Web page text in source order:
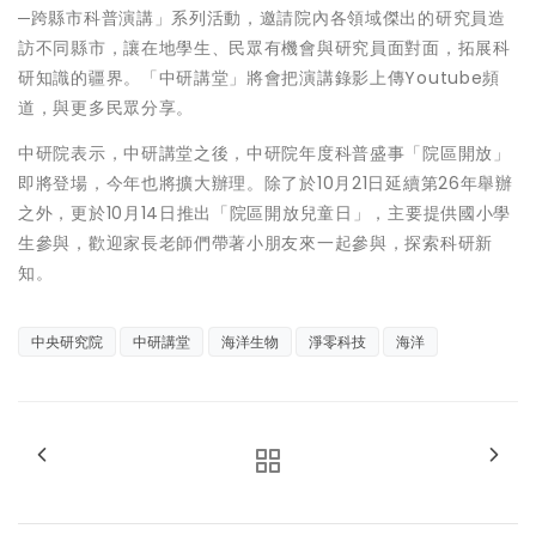
─跨縣市科普演講」系列活動，邀請院內各領域傑出的研究員造
訪不同縣市，讓在地學生、民眾有機會與研究員面對面，拓展科
研知識的疆界。「中研講堂」將會把演講錄影上傳Youtube頻
道，與更多民眾分享。
中研院表示，中研講堂之後，中研院年度科普盛事「院區開放」
即將登場，今年也將擴大辦理。除了於10月21日延續第26年舉辦
之外，更於10月14日推出「院區開放兒童日」，主要提供國小學
生參與，歡迎家長老師們帶著小朋友來一起參與，探索科研新
知。
中央研究院 中研講堂 海洋生物 淨零科技 海洋